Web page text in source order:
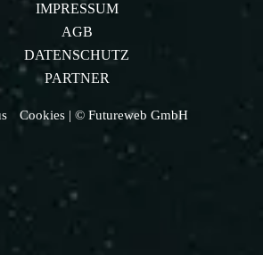
IMPRESSUM
AGB
DATENSCHUTZ
PARTNER
Cookies | © Futureweb GmbH